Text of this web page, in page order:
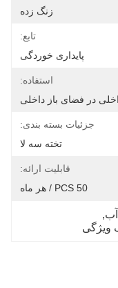
زنگ زده
تابع:
پایداری خوردگی
استفاده:
در فضای باز داخلی
جزئیات بسته بندی:
تخته سه لا
قابلیت ارائه:
50 PCS / هر ماه
,